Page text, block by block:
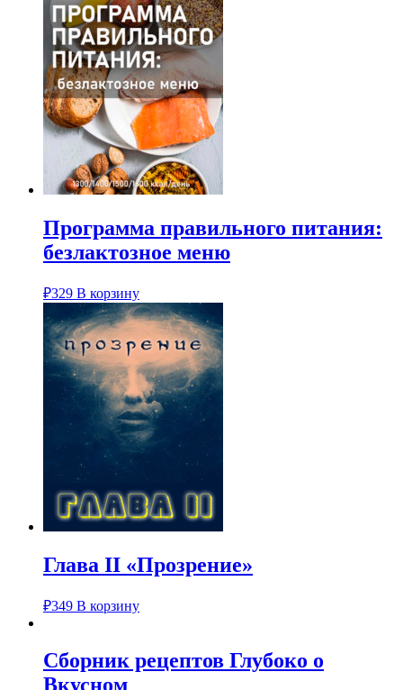
Программа правильного питания:
безлактозное меню
₽329 В корзину
Глава II «Прозрение»
₽349 В корзину
Сборник рецептов Глубоко о
Вкусном